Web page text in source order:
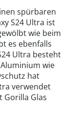
spürbaren
S24 Ultra ist
wie beim
es ebenfalls
Ultra besteht
wie
hat
verwendet
Gorilla Glas